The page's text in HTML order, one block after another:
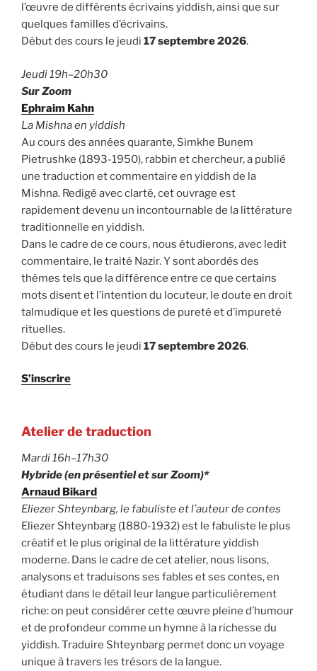
l’œuvre de différents écrivains yiddish, ainsi que sur
quelques familles d’écrivains.
Début des cours le jeudi 17 septembre 2026.
Jeudi 19h–20h30
Sur Zoom
Ephraim Kahn
La Mishna en yiddish
Au cours des années quarante, Simkhe Bunem
Pietrushke (1893-1950), rabbin et chercheur, a publié
une traduction et commentaire en yiddish de la
Mishna. Redigé avec clarté, cet ouvrage est
rapidement devenu un incontournable de la littérature
traditionnelle en yiddish.
Dans le cadre de ce cours, nous étudierons, avec ledit
commentaire, le traité Nazir. Y sont abordés des
thèmes tels que la différence entre ce que certains
mots disent et l’intention du locuteur, le doute en droit
talmudique et les questions de pureté et d’impureté
rituelles.
Début des cours le jeudi 17 septembre 2026.
S’inscrire
Atelier de traduction
Mardi 16h–17h30
Hybride (en présentiel et sur Zoom)*
Arnaud Bikard
Eliezer Shteynbarg, le fabuliste et l’auteur de contes
Eliezer Shteynbarg (1880-1932) est le fabuliste le plus
créatif et le plus original de la littérature yiddish
moderne. Dans le cadre de cet atelier, nous lisons,
analysons et traduisons ses fables et ses contes, en
étudiant dans le détail leur langue particulièrement
riche: on peut considérer cette œuvre pleine d’humour
et de profondeur comme un hymne à la richesse du
yiddish. Traduire Shteynbarg permet donc un voyage
unique à travers les trésors de la langue.